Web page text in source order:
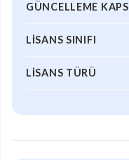
GÜNCELLEME
LISANS SINIFI
LISANS TÜRÜ